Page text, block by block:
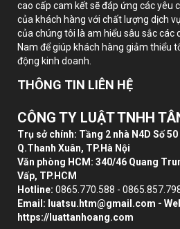
cao cấp cam kết sẽ đáp ứng các yêu
của khách hàng với chất lượng dịch
của chúng tôi là am hiểu sâu sắc các
Nam để giúp khách hàng giảm thiểu
động kinh doanh.
THÔNG TIN LIÊN HỆ
CÔNG TY LUẬT TNHH
Trụ sở chính: Tầng 2 nhà N4D Số
Q.Thanh Xuân, TP.Hà Nội
Văn phòng HCM: 340/46 Quang
Vấp, TP.HCM
Hotline: 0865.770.588 -
Email: luatsu.htm@gmail.com -
https://luattanhoang.com